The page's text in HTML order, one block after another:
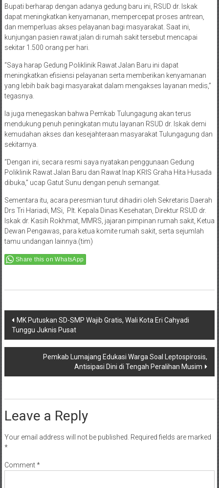
Bupati berharap dengan adanya gedung baru ini, RSUD dr. Iskak
dapat meningkatkan kenyamanan, mempercepat proses antrean,
dan memperluas akses pelayanan bagi masyarakat. Saat ini,
kunjungan pasien rawat jalan di rumah sakit tersebut mencapai
sekitar 1.500 orang per hari.
“Saya harap Gedung Poliklinik Rawat Jalan Baru ini dapat
meningkatkan efisiensi pelayanan serta memberikan kenyamanan
yang lebih baik bagi masyarakat dalam mengakses layanan medis,”
tegasnya.
Ia juga menegaskan bahwa Pemkab Tulungagung akan terus
mendukung penuh peningkatan mutu layanan RSUD dr. Iskak demi
kemudahan akses dan kesejahteraan masyarakat Tulungagung dan
sekitarnya.
“Dengan ini, secara resmi saya nyatakan penggunaan Gedung
Poliklinik Rawat Jalan Baru dan Rawat Inap KRIS Graha Hita Husada
dibuka,” ucap Gatut Sunu dengan penuh semangat.
Sementara itu, acara peresmian turut dihadiri oleh Sekretaris Daerah
Drs Tri Hariadi, MSi, Plt. Kepala Dinas Kesehatan, Direktur RSUD dr.
Iskak dr. Kasih Rokhmat, MMRS, jajaran pimpinan rumah sakit, Ketua
Dewan Pengawas, para ketua komite rumah sakit, serta sejumlah
tamu undangan lainnya.(tim)
Share this on WhatsApp
Post
navigation
MK Putuskan SD-SMP Wajib Gratis, Wali Kota Eri Cahyadi
Tunggu Juknis Pusat
Pemkab Lumajang Edukasi Warga Soal Leptospirosis,
Antisipasi Dini di Tengah Peralihan Musim
Leave a Reply
Your email address will not be published. Required fields are marked
*
Comment*